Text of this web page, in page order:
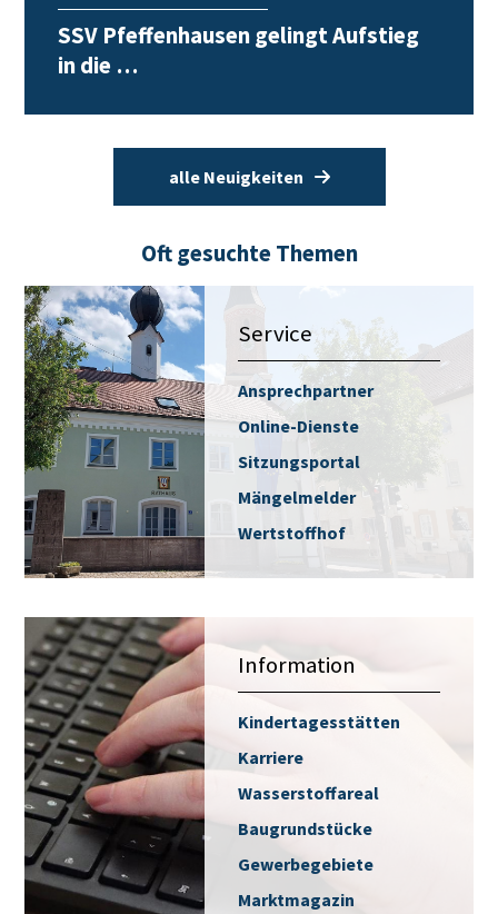
SSV Pfeffenhausen gelingt Aufstieg
in die …
alle Neuigkeiten
Oft gesuchte Themen
Service
Ansprechpartner
Online-Dienste
Sitzungsportal
Mängelmelder
Wertstoffhof
Information
Kindertagesstätten
Karriere
Wasserstoffareal
Baugrundstücke
Gewerbegebiete
Marktmagazin